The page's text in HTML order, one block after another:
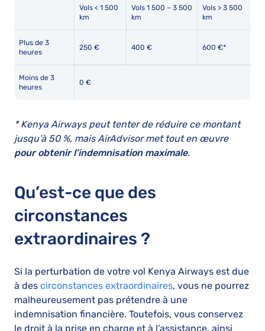
Vols < 1 500
km
Vols 1 500 – 3 500
km
Vols > 3 500
km
Plus de 3
heures
250 € 400 € 600 €*
Moins de 3
heures
0 €
* Kenya Airways peut tenter de réduire ce montant
jusqu’à 50 %, mais AirAdvisor met tout en œuvre
pour obtenirl’indemnisation maximale.
Qu’est-ce que des
circonstances
extraordinaires ?
Si la perturbation de votre vol Kenya Airways est due
à des circonstances extraordinaires, vous ne pourrez
malheureusement pas prétendre à une
indemnisation financière. Toutefois, vous conservez
le droit à la prise en charge et à l’assistance, ainsi